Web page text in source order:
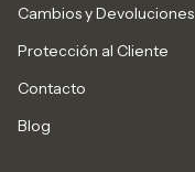
Cambios y Devoluciones
Protección al Cliente
Contacto
Blog